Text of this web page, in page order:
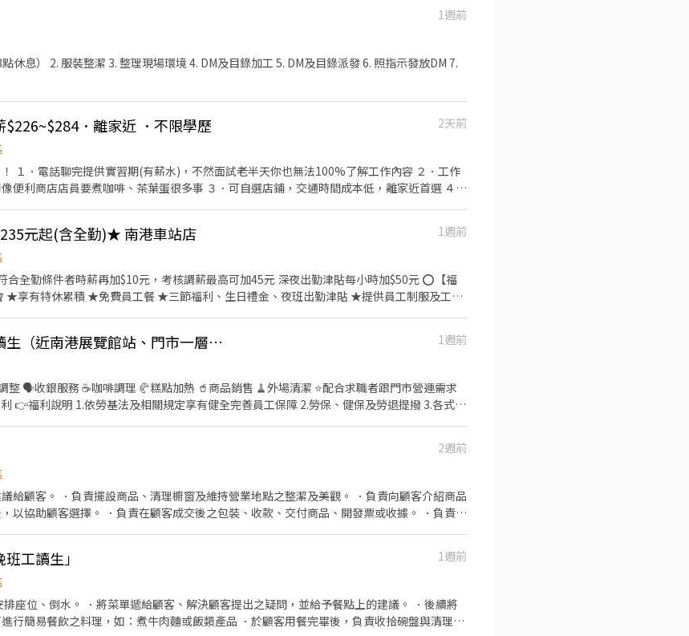
美感型內容創作不同 • 能穩定高產能、快速輸出（每週多版本），重
1週前
休息） 2. 服裝整潔 3. 整理現場環境 4. DM及目錄加工 5. DM及目錄派發 6. 照指示發放DM 7.
$226~$284．離家近 ．不限學歷
2天前
１．電話聊完提供實習期(有薪水)，不然面試老半天你也無法100%了解工作內容 ２．工作
便利商店店員要煮咖啡、茶葉蛋很多事 ３．可自選店鋪，交通時間成本低，離家近首選 ４．
07:00-13:30&17:30-00:00間上6~8小時 ．純假日07:00-12:00(早)/17:30-
、18:45~22:45 ．純假日11:30-19:30(早)/14:15-22:45(晚)(實際上班時間依門市安排)
235元起(含全勤)★ 南港車站店
1週前
全勤條件者時薪再加$10元，考核調薪最高可加45元 深夜出勤津貼每小時加$50元 ⭕【福
★享有特休累積 ★免費員工餐 ★三節福利、生日禮金、夜班出勤津貼 ★提供員工制服及工作
念是"消滅世界的飢餓和貧困"，目標是成為全球第一的連鎖餐飲集團。 我們堅持使用安全及
味可口的日本國民美食-牛丼/咖哩，並以舒適衛生的用餐環境、熱情用心的服務態度、平實
客安心。不論是單獨一人、與家人一起、朋友一起，皆可享受用餐的樂趣。
星巴克南園門市中晚班工讀生（近南港展覽館站、門市一層樓、無廁所）
1週前
式假
5.新品飲品、糕點搶先體驗嚐鮮 6.升遷管道透明且提供學習機會 7.專業咖啡技能課程、培
務的快來加入我們吧❤️
2週前
給顧客。 ．負責擺設商品、清理櫥窗及維持營業地點之整潔及美觀。 ．負責向顧客介紹商品
以協助顧客選擇。 ．負責在顧客成交後之包裝、收款、交付商品、開發票或收據。 ．負責在
工讀生」
1週前
座位、倒水。 ．將菜單遞給顧客、解決顧客提出之疑問，並給予餐點上的建議。 ．後續將
行簡易餐飲之料理，如：煮牛肉麵或飯類產品 ．於顧客用餐完畢後，負責收拾碗盤與清理環